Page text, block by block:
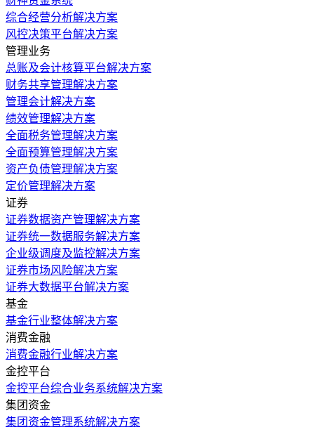
综合经营分析解决方案
风控决策平台解决方案
管理业务
总账及会计核算平台解决方案
财务共享管理解决方案
管理会计解决方案
绩效管理解决方案
全面税务管理解决方案
全面预算管理解决方案
资产负债管理解决方案
定价管理解决方案
证券
证券数据资产管理解决方案
证券统一数据服务解决方案
企业级调度及监控解决方案
证券市场风险解决方案
证券大数据平台解决方案
基金
基金行业整体解决方案
消费金融
消费金融行业解决方案
金控平台
金控平台综合业务系统解决方案
集团资金
集团资金管理系统解决方案